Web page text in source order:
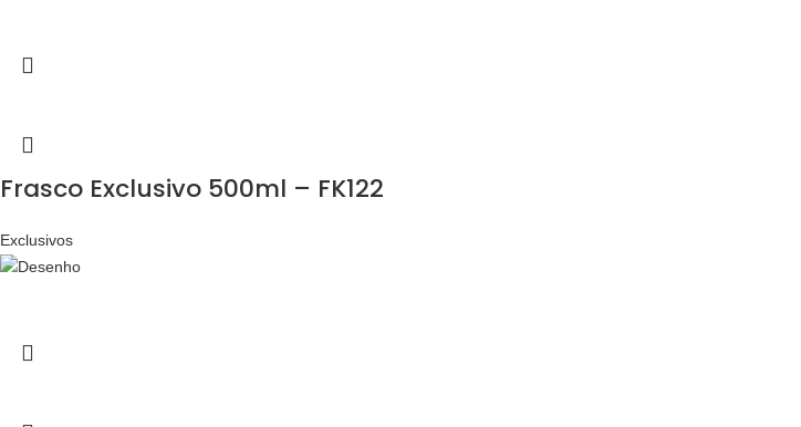
Frasco Exclusivo 500ml – FK122
Exclusivos